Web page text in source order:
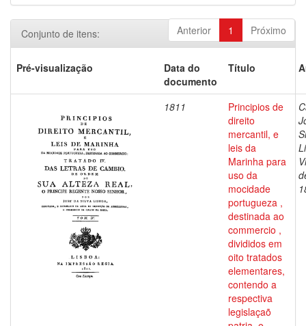
Anterior 1 Próximo
Conjunto de itens:
Pré-visualização
Data do
documento
Título
1811
Principios de
direito
mercantil, e
leis da
Marinha para
uso da
mocidade
portugueza ,
destinada ao
commercio ,
divididos em
oito tratados
elementares,
contendo a
respectiva
legislaçaõ